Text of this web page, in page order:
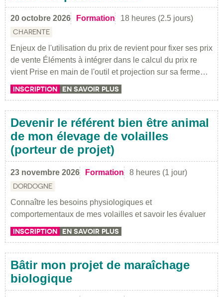
20 octobre 2026 Formation 18 heures (2.5 jours)
CHARENTE
Enjeux de l'utilisation du prix de revient pour fixer ses prix
de vente Éléments à intégrer dans le calcul du prix re
vient Prise en main de l'outil et projection sur sa ferme…
INSCRIPTION EN SAVOIR PLUS
Devenir le référent bien être animal
de mon élevage de volailles
(porteur de projet)
23 novembre 2026 Formation 8 heures (1 jour)
DORDOGNE
Connaître les besoins physiologiques et
comportementaux de mes volailles et savoir les évaluer
INSCRIPTION EN SAVOIR PLUS
Bâtir mon projet de maraîchage
biologique